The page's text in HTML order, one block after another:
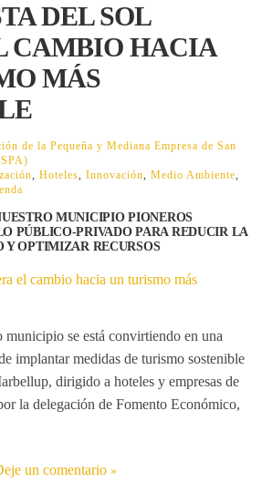
DEL SOL
CAMBIO HACIA
MÁS
de la Pequeña y Mediana Empresa de San
, Hoteles, Innovación, Medio Ambiente,
MUNICIPIO PIONEROS
PÚBLICO-PRIVADO PARA REDUCIR LA
Y OPTIMIZAR RECURSOS
municipio se está convirtiendo en una
implantar medidas de turismo sostenible
, dirigido a hoteles y empresas de
la delegación de Fomento Económico,
un comentario